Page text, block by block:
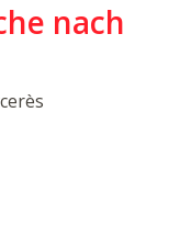
nach